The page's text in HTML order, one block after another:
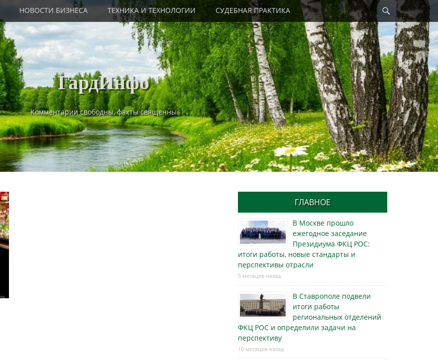
НОВОСТИ БИЗНЕСА ТЕХНИКА И ТЕХНОЛОГИИ СУДЕБНАЯ ПРАКТИКА
Найти
ГардИнфо
Комментарии свободны, факты священны
ГЛАВНОЕ
В Москве прошло
ежегодное заседание
Президиума ФКЦ РОС:
итоги работы, новые стандарты и
перспективы отрасли
5 месяцев назад
В Ставрополе подвели
итоги работы
региональных отделений
ФКЦ РОС и определили задачи на
перспективу
10 месяцев назад